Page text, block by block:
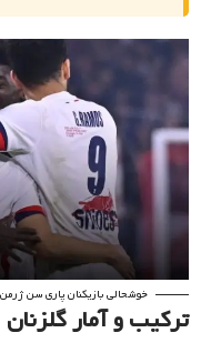
خوشحالی بازیکنان پاری سن
ترکیب و آمار گلزنان